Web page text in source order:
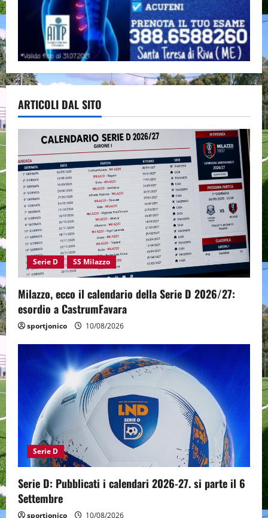
ARTICOLI DAL SITO
Serie D SS Milazzo
Milazzo, ecco il calendario della Serie D 2026/27:
esordio a CastrumFavara
sportjonico 10/08/2026
Serie D
Serie D: Pubblicati i calendari 2026-27. si parte il 6
Settembre
sportjonico 10/08/2026